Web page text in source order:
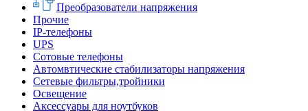
Преобразователи напряжения
Прочие
IP-телефоны
UPS
Сотовые телефоны
Автомвтические стабилизаторы напряжения
Сетевые фильтры,тройники
Освещение
Аксессуары для ноутбуков